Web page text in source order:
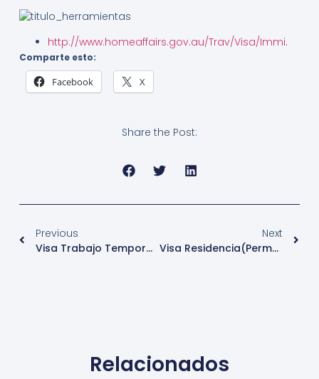
http://www.homeaffairs.gov.au/Trav/Visa/Immi.
Comparte esto:
Facebook X
Share the Post:
Previous
Visa Trabajo Temporal (Especialista) – Australia
Next
Visa Residencia(permanente)Trabajo Esp.-Australia
Relacionados